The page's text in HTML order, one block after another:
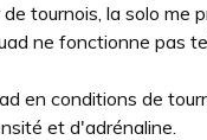
tournois, la solo me
ne fonctionne pas
en conditions de
et d'adrénaline.